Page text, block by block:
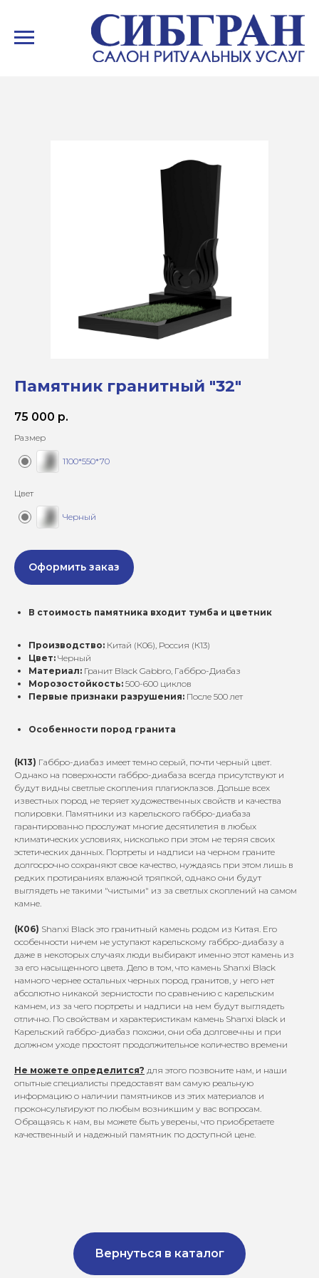
Памятник гранитный "32"
75 000 р.
Размер
1100*550*70
Цвет
Черный
Оформить заказ
В стоимость памятника входит тумба и цветник
Производство: Китай (К06), Россия (К13)
Цвет: Черный
Материал: Гранит Black Gabbro, Габбро-Диабаз
Морозостойкость: 500-600 циклов
Первые признаки разрушения: После 500 лет
Особенности пород гранита
(К13) Габбро-диабаз имеет темно серый, почти черный цвет.
Однако на поверхности габбро-диабаза всегда присутствуют и
будут видны светлые скопления плагиоклазов. Дольше всех
известных пород не теряет художественных свойств и качества
полировки. Памятники из карельского габбро-диабаза
гарантированно прослужат многие десятилетия в любых
климатических условиях, нисколько при этом не теряя своих
эстетических данных. Портреты и надписи на черном граните
долгосрочно сохраняют свое качество, нуждаясь при этом лишь в
редких протираниях влажной тряпкой, однако они будут
выглядеть не такими "чистыми" из за светлых скоплений на самом
камне.
(К06) Shanxi Black это гранитный камень родом из Китая. Его
особенности ничем не уступают карельскому габбро-диабазу а
даже в некоторых случаях люди выбирают именно этот камень из
за его насыщенного цвета. Дело в том, что камень Shanxi Black
намного чернее остальных черных пород гранитов, у него нет
абсолютно никакой зернистости по сравнению с карельским
камнем, из за чего портреты и надписи на нем будут выглядеть
отлично. По свойствам и характеристикам камень Shanxi black и
Карельский габбро-диабаз похожи, они оба долговечны и при
должном уходе простоят продолжительное количество времени
Не можете определится? для этого позвоните нам, и наши
опытные специалисты предоставят вам самую реальную
информацию о наличии памятников из этих материалов и
проконсультируют по любым возникшим у вас вопросам.
Обращаясь к нам, вы можете быть уверены, что приобретаете
качественный и надежный памятник по доступной цене.
Вернуться в каталог